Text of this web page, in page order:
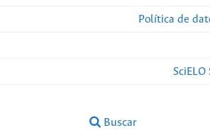
Política de
Buscar